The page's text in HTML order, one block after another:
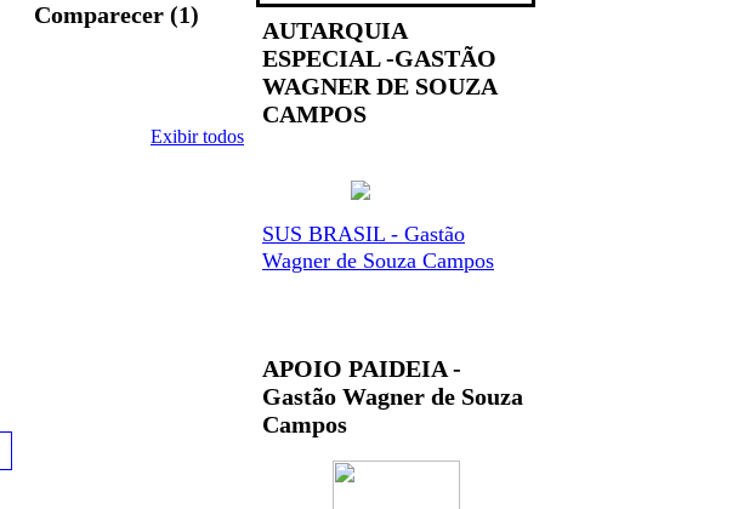
Comparecer (1)
Exibir todos
AUTARQUIA
ESPECIAL -GASTÃO
WAGNER DE SOUZA
CAMPOS
SUS BRASIL - Gastão
Wagner de Souza Campos
APOIO PAIDEIA -
Gastão Wagner de Souza
Campos